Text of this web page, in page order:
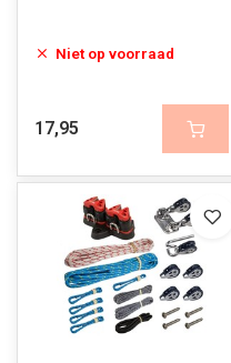
Niet op voorraad
17,95